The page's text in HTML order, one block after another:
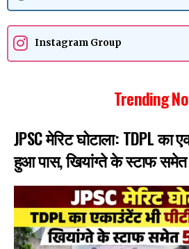
Instagram Group
Trending
JPSC मेरिट घोटाला: TDPL का
हुआ पास, खियांग्ते के स्टाफ समेत